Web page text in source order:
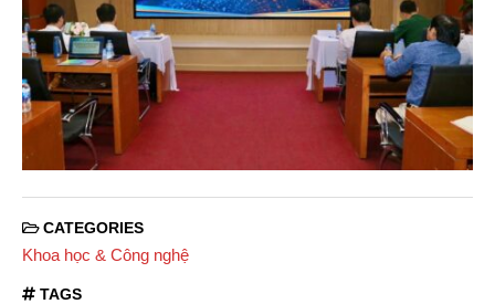
CATEGORIES
Khoa học & Công nghệ
TAGS